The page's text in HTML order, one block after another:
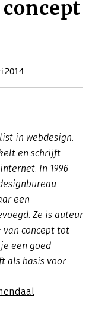
2014
in webdesign.
en schrijft
In 1996
een
Ze is auteur
van concept tot
een goed
als basis voor